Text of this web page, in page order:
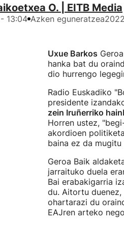
O. | EITB Media
13:04 Azken eguneratzea
Uxue Barkos
hanka bat du
dio hurrengo
Radio Euskadiko
presidente
zein Iruñerriko
Horren ustez,
akordioen
baina ez da
Geroa Baik
jarraituko duela
Bai erabakigarria
du. Aitortu
ohartarazi du
EAJren arteko